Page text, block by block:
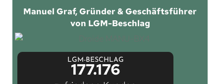
Manuel Graf, Gründer & Geschäftsführer
von LGM-Beschlag
LGM-BESCHLAG
177.176